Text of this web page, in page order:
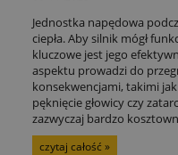
Jednostka napędowa
ciepła. Aby silnik mógł
kluczowe jest jego
aspektu prowadzi do
konsekwencjami, takimi
pęknięcie głowicy czy
zazwyczaj bardzo
czytaj całość »